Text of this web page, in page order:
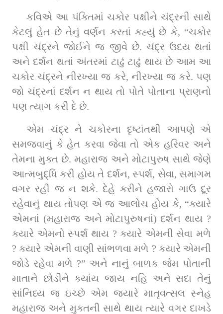
કવિએ આ પંક્તિમાં ચકોર પક્ષીને ચંદ્રની સાથે
કેટલું હેત છે તેનું વર્ણન કરતાં કહ્યું છે કે, “ચકોર
પક્ષી ચંદ્રને જોઈને જ જીવે છે. ચંદ્ર ઉદય થતાં
અને દર્શન થતાં અંતરમાં ટાઢું ટાઢું થાય છે આમ આ
ચકોર ચંદ્રને નીરખ્યા જ કરે, નીરખ્યા જ કરે. પણ
જો ચંદ્રનાં દર્શન ન થાય તો પોતે પોતાના પ્રાણનો
પણ ત્યાગ કરી દે છે.
એમ ચંદ્ર ને ચકોરના દૃષ્ટાંતથી આપણે એ
સમજવાનું કે હેત કરવા જેવા તો એક હરિવર અને
તેમના મુક્ત છે. મહારાજ અને મોટાપુરુષ સાથે જેણે
આત્મબુદ્ધિ કરી હોય તે દર્શન, સ્પર્શ, સેવા, સમાગમ
વગર રહી જ ન શકે. દેહે કરીને હજારો ગાઉ દૂર
રહેવાનું થાય તોપણ એ જ આલોચ હોય કે, “ક્યારે
એમનાં (મહારાજ અને મોટાપુરુષનાં) દર્શન થાય ?
ક્યારે એમનો સ્પર્શ થાય ? ક્યારે એમની સેવા મળે
? ક્યારે એમની વાણી સાંભળવા મળે ? ક્યારે એમની
જોડે રહેવા મળે ?” અને નાનું બાળક જેમ પોતાની
માતાને છોડીને ક્યાંય જાય નહિ અને સદા તેનું
સાંનિધ્ય જ ઇચ્છે એમ જ્યારે માતૃવત્સલ સ્નેહ
મહારાજ અને મુક્તની સાથે થાય ત્યારે વગર દાખડે